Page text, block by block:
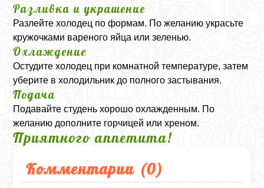
Разливка и украшение
Разлейте холодец по формам. По желанию украсьте
кружочками вареного яйца или зеленью.
Охлаждение
Остудите холодец при комнатной температуре, затем
уберите в холодильник до полного застывания.
Подача
Подавайте студень хорошо охлажденным. По
желанию дополните горчицей или хреном.
Приятного аппетита!
Комментарии (0)